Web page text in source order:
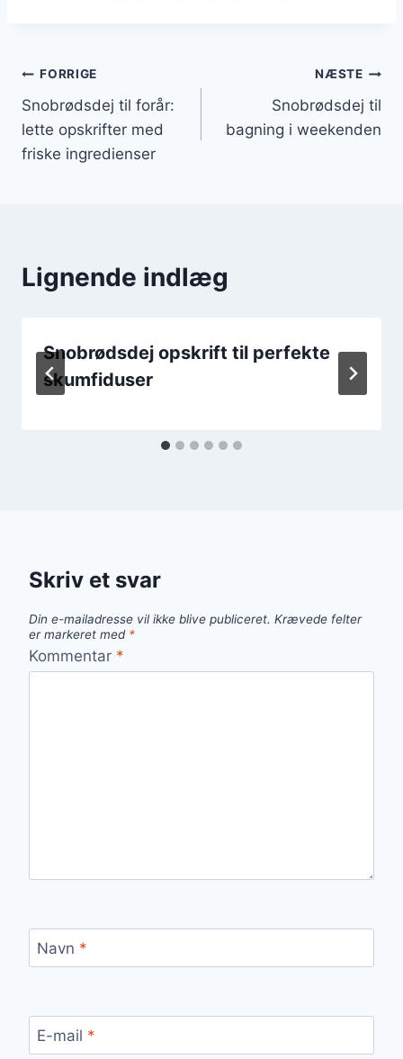
Indlægsnavigation
FORRIGE
Snobrødsdej til forår:
lette opskrifter med
friske ingredienser
NÆSTE
Snobrødsdej til
bagning i weekenden
Lignende indlæg
Snobrødsdej opskrift til perfekte
skumfiduser
Skriv et svar
Din e-mailadresse vil ikke blive publiceret. Krævede felter
er markeret med *
Kommentar *
Navn *
E-mail *